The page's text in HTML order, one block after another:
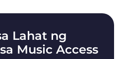
Lahat ng
Music Access